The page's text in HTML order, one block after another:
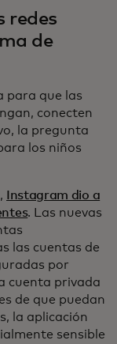
redes
de
para que las
conecten
la pregunta
los niños
Instagram dio a
. Las nuevas
las cuentas de
por
cuenta privada
de que puedan
la aplicación
sensible